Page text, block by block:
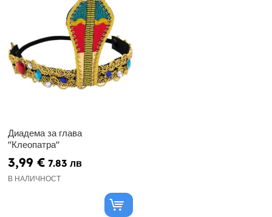
Диадема за глава
''Клеопатра''
3,99 € 7.83 лв
В НАЛИЧНОСТ